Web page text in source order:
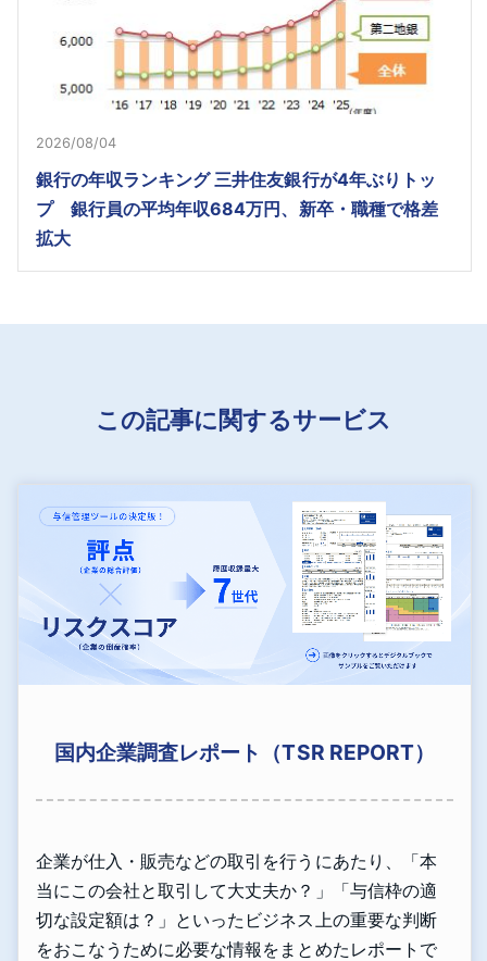
2026/08/04
銀行の年収ランキング 三井住友銀行が4年ぶりトッ
プ 銀行員の平均年収684万円、新卒・職種で格差
拡大
この記事に関するサービス
国内企業調査レポート（TSR REPORT）
企業が仕入・販売などの取引を行うにあたり、「本
当にこの会社と取引して大丈夫か？」「与信枠の適
切な設定額は？」といったビジネス上の重要な判断
をおこなうために必要な情報をまとめたレポートで